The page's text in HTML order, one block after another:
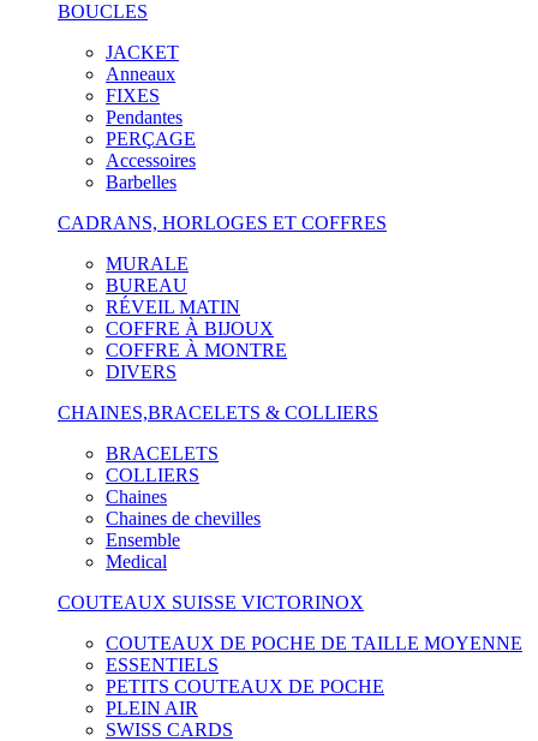
BOUCLES
JACKET
Anneaux
FIXES
Pendantes
PERÇAGE
Accessoires
Barbelles
CADRANS, HORLOGES ET COFFRES
MURALE
BUREAU
RÉVEIL MATIN
COFFRE À BIJOUX
COFFRE À MONTRE
DIVERS
CHAINES,BRACELETS & COLLIERS
BRACELETS
COLLIERS
Chaines
Chaines de chevilles
Ensemble
Medical
COUTEAUX SUISSE VICTORINOX
COUTEAUX DE POCHE DE TAILLE MOYENNE
ESSENTIELS
PETITS COUTEAUX DE POCHE
PLEIN AIR
SWISS CARDS